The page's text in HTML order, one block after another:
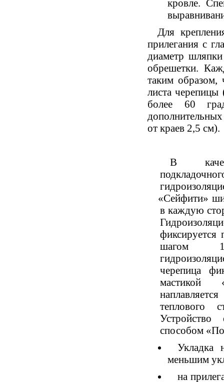
кровле.
Для
прилегания с
диаметр
обрешетки.
таким образом,
листа черепицы
более 60
от краев 2,5 см).
В
«Сейфити»
в каждую
фиксируется
шагом
черепица
мастикой
теплового
Устройство
способом «
Укладка
меньшим
на